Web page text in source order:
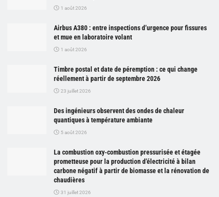
1 août 2026
Airbus A380 : entre inspections d’urgence pour fissures
et mue en laboratoire volant
1 août 2026
Timbre postal et date de péremption : ce qui change
réellement à partir de septembre 2026
23 juillet 2026
Des ingénieurs observent des ondes de chaleur
quantiques à température ambiante
5 août 2026
La combustion oxy-combustion pressurisée et étagée
prometteuse pour la production d’électricité à bilan
carbone négatif à partir de biomasse et la rénovation de
chaudières
31 juillet 2026